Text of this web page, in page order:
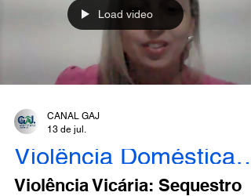
Load video
CANAL GAJ
13 de jul.
Violência Doméstica - Engajados
Violência Vicária: Sequestro